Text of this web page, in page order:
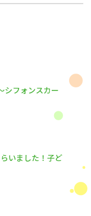
シフォンスカー
いました！子ど